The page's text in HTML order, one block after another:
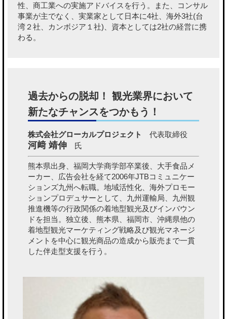
性、商工業への実施アドバイスを行う。また、コンサル
事業が主でなく、実業家として日本に4社、海外3社(台
湾２社、カンボジア１社)、資本としては2社の経営に携
わる。
過去からの脱却！ 観光業界において
新たなチャンスをつかもう！
株式会社グローカルプロジェクト 代表取締役
河﨑 靖伸 氏
熊本県出身、福岡大学商学部卒業後、大手食品メ
ーカー、広告会社を経て2006年JTBコミュニケー
ションズ九州へ転職。地域活性化、海外プロモー
ションプロデュサーとして、九州運輸局、九州観
推進機等の行政関係の着地型観光及びインバウン
ドを担当。独立後、熊本県、福岡市、沖縄県他の
着地型観光マーケティング戦略及び観光マネージ
メントを中心に観光商品の造成から販売まで一貫
した伴走型支援を行う。